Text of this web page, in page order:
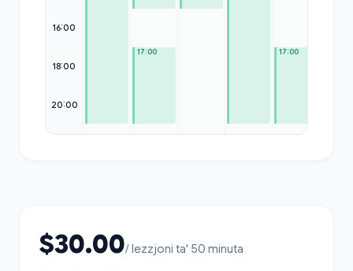
16:00
18:00
20:00
17:00 17:00
$30.00/ lezzjoni ta' 50 minuta